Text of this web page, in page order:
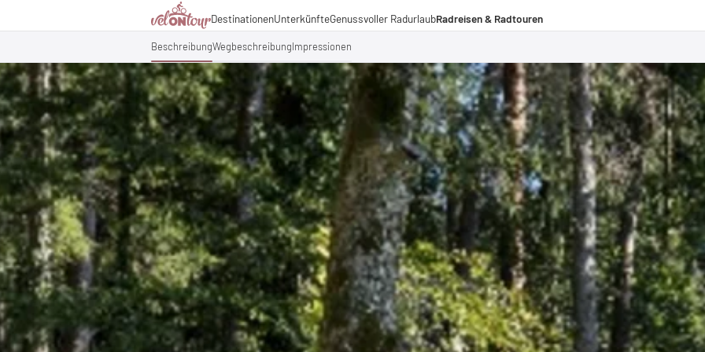
Destinationen
Italien
Deutschland
Schweiz
Liechtenstein
Slowenien
Unterkünfte
Italien
Deutschland
Schweiz
Slowenien
Urlaubspakete
Genussvoller Radurlaub
Urlaubsthemen
Magazin
Blog
Partner & Wirtschaftskooperationen
Radreisen & Radtouren
Radreisen
Fernradwege
BeschreibungWegbeschreibungImpressionen